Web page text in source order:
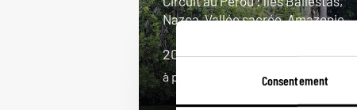
Consentement
Nazca, Vallée sacrée, Amazonie...
20 jours / 18 nuits
à partir de 4100€